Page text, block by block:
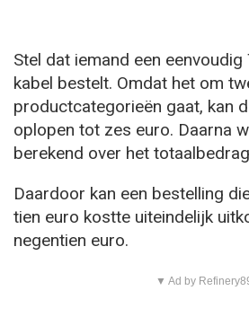
Stel dat iemand een
kabel bestelt. Omdat het om
productcategorieën gaat, kan
oplopen tot zes euro. Daarna
berekend over het
Daardoor kan een bestelling
tien euro kostte uiteindelijk
negentien euro.
▼ Ad by